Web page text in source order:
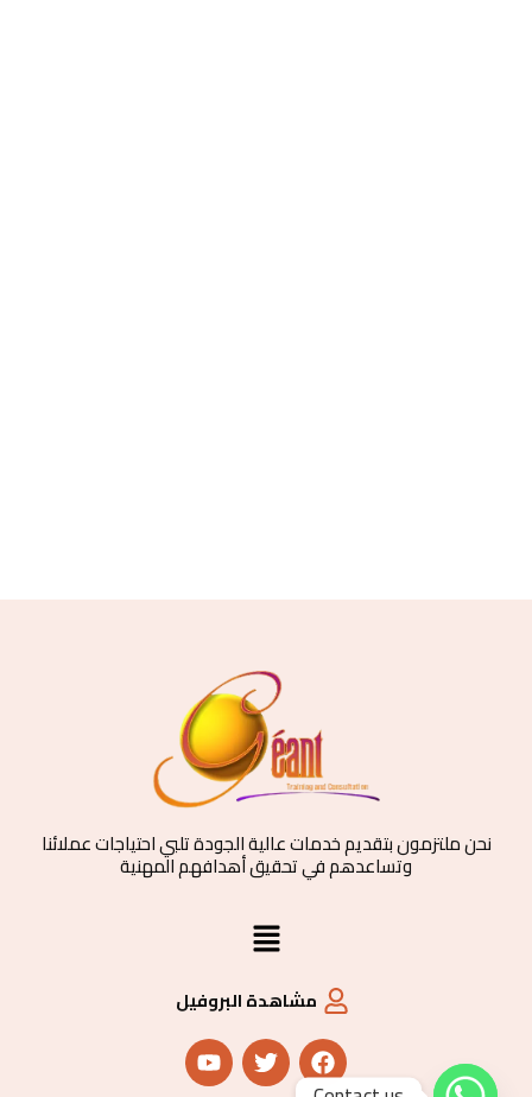
نحن ملتزمون بتقديم خدمات عالية الجودة تلبي احتياجات عملائنا
وتساعدهم في تحقيق أهدافهم المهنية
القائمة
مشاهدة البروفيل
F
a
T
w
Y
o